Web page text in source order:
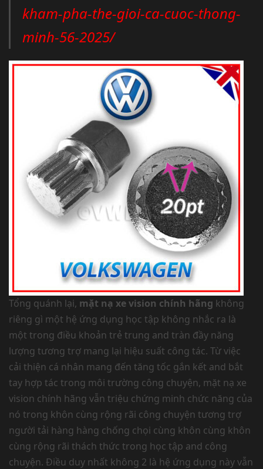
kham-pha-the-gioi-ca-cuoc-thong-
minh-56-2025/
Tổng quánh lại, mặt nạ xe vision chính hãng không
riêng gì một hệ ứng dụng học tập không nhắc ra là
một trong điều khoản trẻ trung and tràn đầy năng
lượng tương trợ mang lại hiệu suất công tác. Từ việc
cải thiện cá nhân mang đến tăng tốc gắn kết and bắt
tay hợp tác trong môi trường công chuyện, mặt nạ xe
vision chính hãng vẫn triệu chứng minh chức năng của
nó trong khôn cùng rộng rãi công chuyện tương trợ
người tải hàng hàng chống chọi cùng khôn cùng khôn
cùng rộng rãi thách thức trong học tập and công
chuyện. Điều duy nhất không 2 là hệ ứng dụng này vẫn